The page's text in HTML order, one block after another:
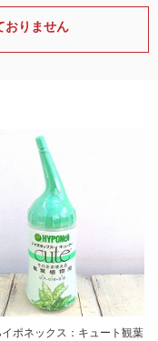
おりません
ポネックス：キュート観葉